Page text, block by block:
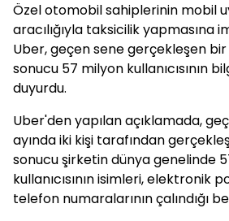
Özel otomobil sahiplerinin mobil
aracılığıyla taksicilik yapmasına
Uber, geçen sene gerçekleşen bir
sonucu 57 milyon kullanıcısının
duyurdu.
Uber'den yapılan açıklamada,
ayında iki kişi tarafından
sonucu şirketin dünya genelinde
kullanıcısının isimleri, elektronik
telefon numaralarının çalındığı